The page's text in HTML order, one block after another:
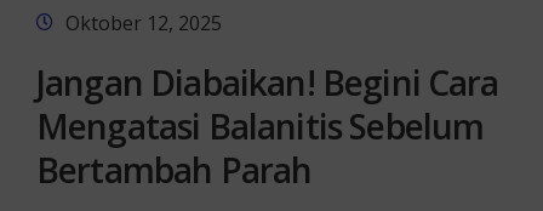
Oktober 12, 2025
Jangan Diabaikan! Begini Cara
Mengatasi Balanitis Sebelum
Bertambah Parah